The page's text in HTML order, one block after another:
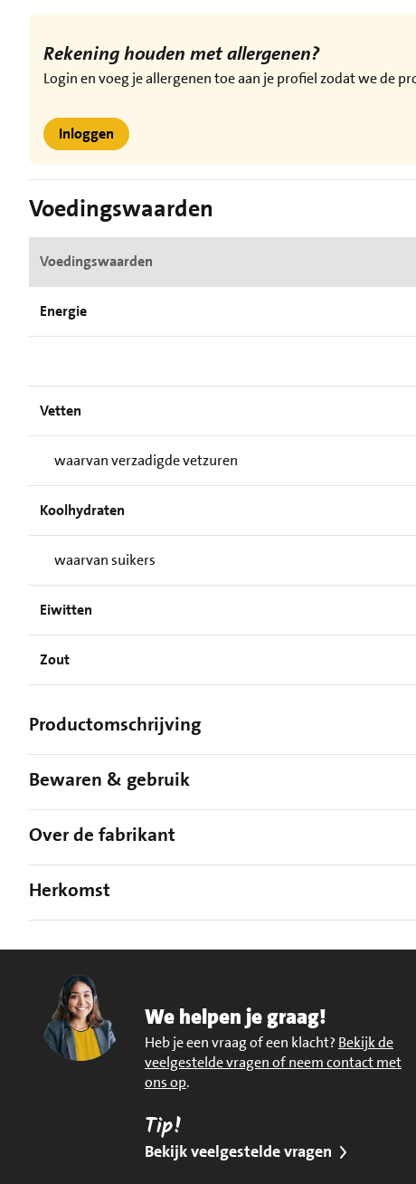
Rekening houden met allergenen?
Login en voeg je allergenen toe aan je profiel zodat we de
Inloggen
Voedingswaarden
Voedingswaarden
Energie
Vetten
waarvan verzadigde vetzuren
Koolhydraten
waarvan suikers
Eiwitten
Zout
Productomschrijving
Bewaren & gebruik
Over de fabrikant
Herkomst
We helpen je graag!
Heb je een vraag of een klacht? Bekijk de
veelgestelde vragen of neem contact met
ons op.
Tip!
Bekijk veelgestelde vragen